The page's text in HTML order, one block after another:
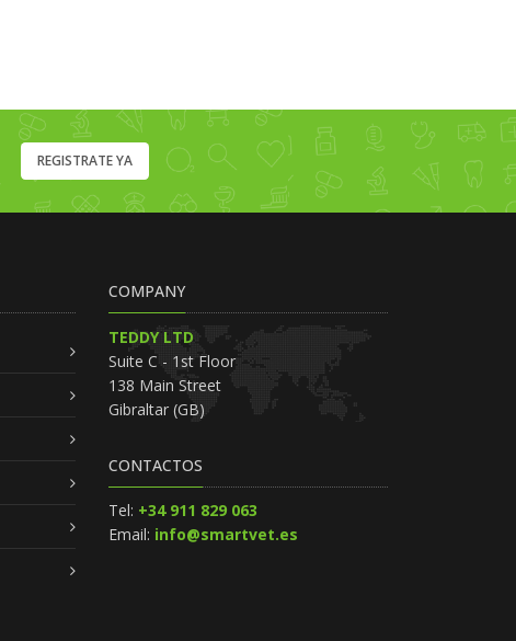
REGISTRATE YA
COMPANY
TEDDY LTD
Suite C - 1st Floor
138 Main Street
Gibraltar (GB)
CONTACTOS
Tel: +34 911 829 063
Email: info@smartvet.es